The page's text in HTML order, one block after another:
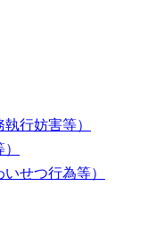
行妨害等）
せつ行為等）